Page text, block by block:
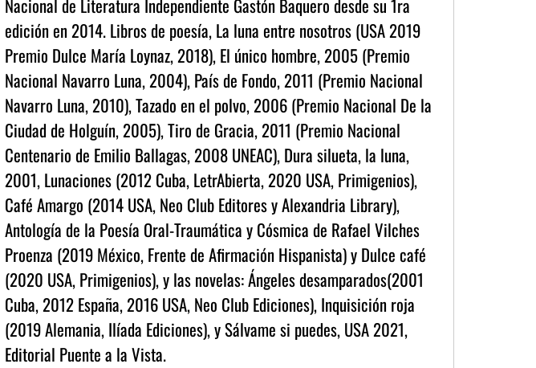
Nacional de Literatura Independiente Gastón Baquero desde su 1ra
edición en 2014. Libros de poesía, La luna entre nosotros (USA 2019
Premio Dulce María Loynaz, 2018), El único hombre, 2005 (Premio
Nacional Navarro Luna, 2004), País de Fondo, 2011 (Premio Nacional
Navarro Luna, 2010), Tazado en el polvo, 2006 (Premio Nacional De la
Ciudad de Holguín, 2005), Tiro de Gracia, 2011 (Premio Nacional
Centenario de Emilio Ballagas, 2008 UNEAC), Dura silueta, la luna,
2001, Lunaciones (2012 Cuba, LetrAbierta, 2020 USA, Primigenios),
Café Amargo (2014 USA, Neo Club Editores y Alexandria Library),
Antología de la Poesía Oral-Traumática y Cósmica de Rafael Vilches
Proenza (2019 México, Frente de Afirmación Hispanista) y Dulce café
(2020 USA, Primigenios), y las novelas: Ángeles desamparados(2001
Cuba, 2012 España, 2016 USA, Neo Club Ediciones), Inquisición roja
(2019 Alemania, Ilíada Ediciones), y Sálvame si puedes, USA 2021,
Editorial Puente a la Vista.